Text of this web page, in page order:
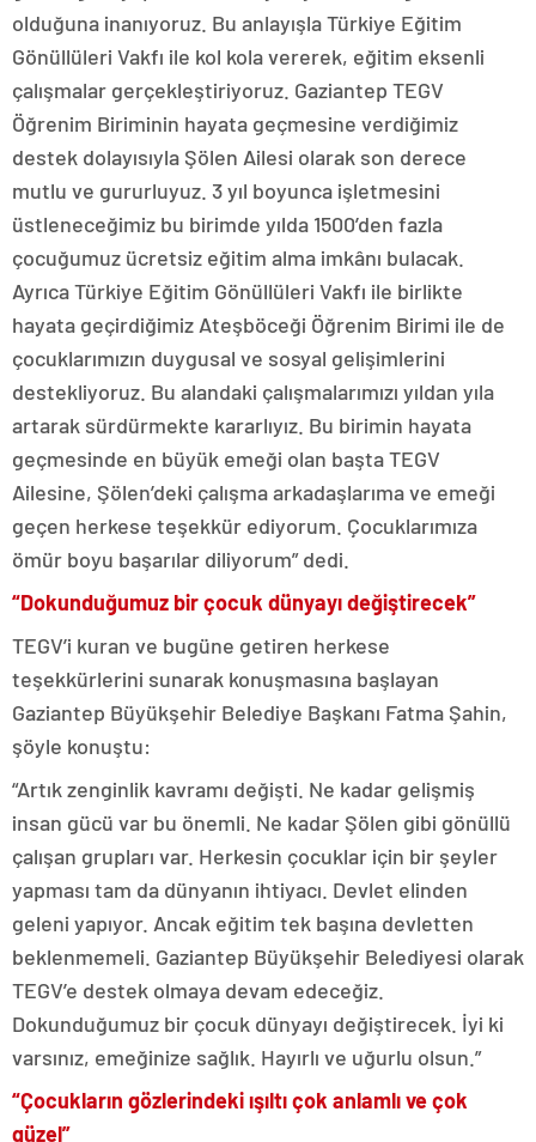
olduğuna inanıyoruz. Bu anlayışla Türkiye Eğitim
Gönüllüleri Vakfı ile kol kola vererek, eğitim eksenli
çalışmalar gerçekleştiriyoruz. Gaziantep TEGV
Öğrenim Biriminin hayata geçmesine verdiğimiz
destek dolayısıyla Şölen Ailesi olarak son derece
mutlu ve gururluyuz. 3 yıl boyunca işletmesini
üstleneceğimiz bu birimde yılda 1500’den fazla
çocuğumuz ücretsiz eğitim alma imkânı bulacak.
Ayrıca Türkiye Eğitim Gönüllüleri Vakfı ile birlikte
hayata geçirdiğimiz Ateşböceği Öğrenim Birimi ile de
çocuklarımızın duygusal ve sosyal gelişimlerini
destekliyoruz. Bu alandaki çalışmalarımızı yıldan yıla
artarak sürdürmekte kararlıyız. Bu birimin hayata
geçmesinde en büyük emeği olan başta TEGV
Ailesine, Şölen’deki çalışma arkadaşlarıma ve emeği
geçen herkese teşekkür ediyorum. Çocuklarımıza
ömür boyu başarılar diliyorum” dedi.
“Dokunduğumuz bir çocuk dünyayı değiştirecek”
TEGV’i kuran ve bugüne getiren herkese
teşekkürlerini sunarak konuşmasına başlayan
Gaziantep Büyükşehir Belediye Başkanı Fatma Şahin,
şöyle konuştu:
“Artık zenginlik kavramı değişti. Ne kadar gelişmiş
insan gücü var bu önemli. Ne kadar Şölen gibi gönüllü
çalışan grupları var. Herkesin çocuklar için bir şeyler
yapması tam da dünyanın ihtiyacı. Devlet elinden
geleni yapıyor. Ancak eğitim tek başına devletten
beklenmemeli. Gaziantep Büyükşehir Belediyesi olarak
TEGV’e destek olmaya devam edeceğiz.
Dokunduğumuz bir çocuk dünyayı değiştirecek. İyi ki
varsınız, emeğinize sağlık. Hayırlı ve uğurlu olsun.”
“Çocukların gözlerindeki ışıltı çok anlamlı ve çok
güzel”